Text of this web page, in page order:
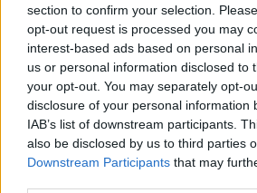
section to confirm your selection.
opt-out request is processed you may
interest-based ads based on personal
us or personal information disclosed to
your opt-out. You may separately opt-
disclosure of your personal information
IAB’s list of downstream participants.
also be disclosed by us to third parties
Downstream Participants that may